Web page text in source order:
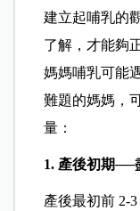
建立起哺乳的
了解，才能夠
媽媽哺乳可能
難題的媽媽，
量：
1. 產後初期──
產後最初前 2-